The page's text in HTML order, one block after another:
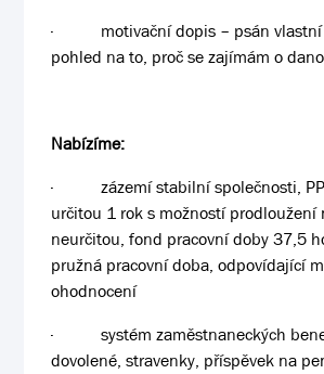
·
motivační dopis – psán
pohled na to, proč se zajímám o
Nabízíme:
·
zázemí stabilní společnosti,
určitou 1 rok s možností prodloužení
neurčitou, fond pracovní doby 37,5
pružná pracovní doba,odpovídající
ohodnocení
·
systém zaměstnaneckých
dovolené, stravenky, příspěvek na